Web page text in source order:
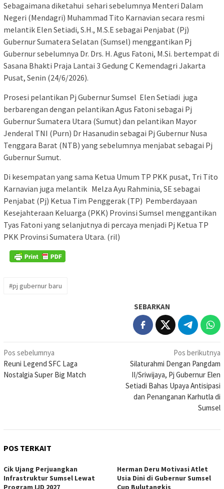
Sebagaimana diketahui sehari sebelumnya Menteri Dalam
Negeri (Mendagri) Muhammad Tito Karnavian secara resmi
melantik Elen Setiadi, S.H., M.S.E sebagai Penjabat (Pj)
Gubernur Sumatera Selatan (Sumsel) menggantikan Pj
Gubernur sebelumnya Dr. Drs. H. Agus Fatoni, M.Si. bertempat di
Sasana Bhakti Praja Lantai 3 Gedung C Kemendagri Jakarta
Pusat, Senin (24/6/2026).
Prosesi pelantikan Pj Gubernur Sumsel Elen Setiadi juga
berbarengan dengan pelantikan Agus Fatoni sebagai Pj
Gubernur Sumatera Utara (Sumut) dan pelantikan Mayor
Jenderal TNI (Purn) Dr Hasanudin sebagai Pj Gubernur Nusa
Tenggara Barat (NTB) yang sebelumnya menjabat sebagai Pj
Gubernur Sumut.
Di kesempatan yang sama Ketua Umum TP PKK pusat, Tri Tito
Karnavian juga melantik Melza Ayu Rahminia, SE sebagai
Penjabat (Pj) Ketua Tim Penggerak (TP) Pemberdayaan
Kesejahteraan Keluarga (PKK) Provinsi Sumsel menggantikan
Tyas Fatoni yang selanjutnya di percaya menjadi Pj Ketua TP
PKK Provinsi Sumatera Utara. (ril)
#pj gubernur baru
SEBARKAN
Navigasi
pos
Pos sebelumnya
Reuni Legend SFC Laga
Nostalgia Super Big Match
Pos berikutnya
Silaturahmi Dengan Pangdam
II/Sriwijaya, Pj Gubernur Elen
Setiadi Bahas Upaya Antisipasi
dan Penanganan Karhutla di
Sumsel
POS TERKAIT
Cik Ujang Perjuangkan
Infrastruktur Sumsel Lewat
Program IJD 2027
Herman Deru Motivasi Atlet
Usia Dini di Gubernur Sumsel
Cup Bulutangkis